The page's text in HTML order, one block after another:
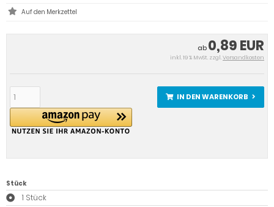
ab 0,89 EUR
inkl. 19 % MwSt. zzgl.Versandkosten
IN DEN WARENKORB
Stück
1 Stück